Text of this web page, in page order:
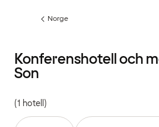
Föregående
Norge
Konferenshotell och
Son
(1 hotell)